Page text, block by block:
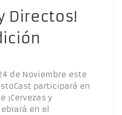
Directos!
de Noviembre este
participará en
¡Cervezas y
en el